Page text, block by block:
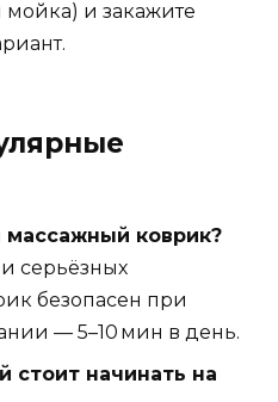
и закажите
массажный коврик?
серьёзных
безопасен при
— 5–10 мин в день.
стоит начинать на